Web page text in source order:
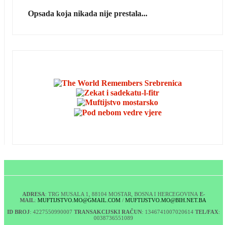
Opsada koja nikada nije prestala...
ADRESA: TRG MUSALA 1, 88104 MOSTAR, BOSNA I HERCEGOVINA E-
MAIL: MUFTIJSTVO.MO@GMAIL.COM/ MUFTIJSTVO.MO@BIH.NET.BA
ID BROJ: 4227550990007 TRANSAKCIJSKI RAČUN: 1346741007020614 TEL/FAX:
0038736551089